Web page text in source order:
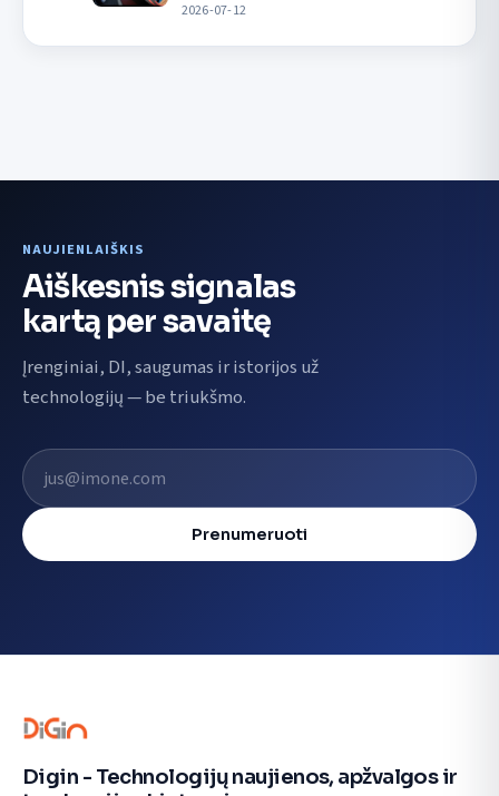
2026-07-12
NAUJIENLAIŠKIS
Aiškesnis signalas
kartą per savaitę
Įrenginiai, DI, saugumas ir istorijos už
technologijų — be triukšmo.
El. pašto adresas
Prenumeruoti
Digin - Technologijų naujienos, apžvalgos ir